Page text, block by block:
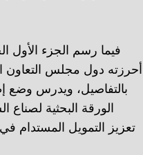
فيما رسم الجزء الأول
أحرزته دول مجلس التعاون
بالتفاصيل، ويدرس وضع
الورقة البحثية
تعزيز التمويل المستدام